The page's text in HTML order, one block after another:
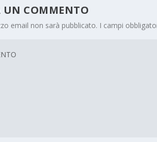
UN COMMENTO
email non sarà pubblicato. I campi